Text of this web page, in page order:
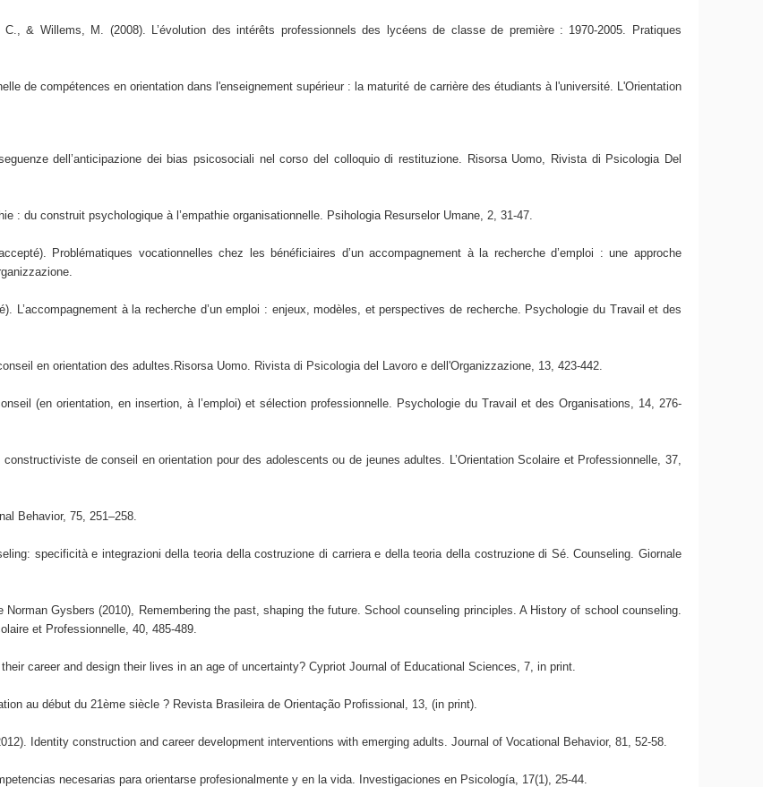
& Willems, M. (2008). L’évolution des intérêts professionnels des lycéens de classe de première : 1970-2005. Pratiques
de compétences en orientation dans l'enseignement supérieur : la maturité de carrière des étudiants à l'université. L'Orientation
dell’anticipazione dei bias psicosociali nel corso del colloquio di restituzione. Risorsa Uomo, Rivista di Psicologia Del
: du construit psychologique à l’empathie organisationnelle. Psihologia Resurselor Umane, 2, 31-47.
Problématiques vocationnelles chez les bénéficiaires d’un accompagnement à la recherche d’emploi : une approche
L’accompagnement à la recherche d’un emploi : enjeux, modèles, et perspectives de recherche. Psychologie du Travail et des
en orientation des adultes.Risorsa Uomo. Rivista di Psicologia del Lavoro e dell'Organizzazione, 13, 423-442.
(en orientation, en insertion, à l’emploi) et sélection professionnelle. Psychologie du Travail et des Organisations, 14, 276-
de conseil en orientation pour des adolescents ou de jeunes adultes. L’Orientation Scolaire et Professionnelle, 37,
Behavior, 75, 251–258.
specificità e integrazioni della teoria della costruzione di carriera e della teoria della costruzione di Sé. Counseling. Giornale
Gysbers (2010), Remembering the past, shaping the future. School counseling principles. A History of school counseling.
et Professionnelle, 40, 485-489.
career and design their lives in an age of uncertainty? Cypriot Journal of Educational Sciences, 7, in print.
au début du 21ème siècle ? Revista Brasileira de Orientação Profissional, 13, (in print).
Identity construction and career development interventions with emerging adults. Journal of Vocational Behavior, 81, 52-58.
necesarias para orientarse profesionalmente y en la vida. Investigaciones en Psicología, 17(1), 25-44.